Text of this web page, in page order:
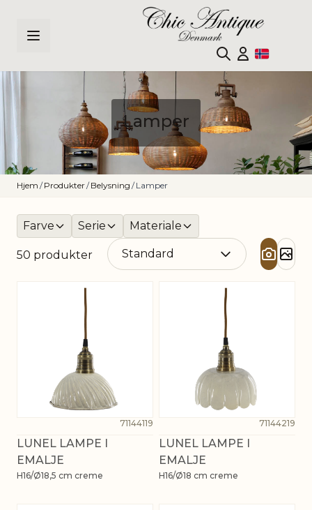
Lamper
Hjem / Produkter/ Belysning / Lamper
Farve Serie Materiale
50 produkter
71144119
LUNEL LAMPE I
EMALJE
H16/Ø18,5 cm creme
71144219
LUNEL LAMPE I
EMALJE
H16/Ø18 cm creme